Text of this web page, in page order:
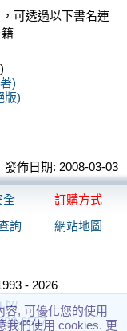
可透過以下書名連
)
版)
發佈日期: 2008-03-03
全
訂購方式
詢 網站地圖
- 2026
6557
容, 可優化您的使用
我們使用 cookies. 更